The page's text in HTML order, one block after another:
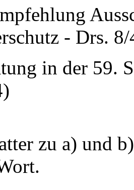
- Drs.
in der 59.
zu a) und